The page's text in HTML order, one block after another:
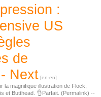
:
US
de
Next
la magnifique illustration de Flock,
et Butthead. 👌‍Parfait. (Permalink) --